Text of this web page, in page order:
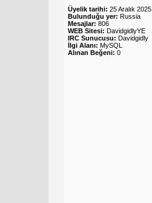
Üyelik tarihi: 25 Aralık 2025
Bulunduğu yer: Russia
Mesajlar: 806
WEB Sitesi: DavidgidlyYE
IRC Sunucusu: Davidgidly
İlgi Alanı: MySQL
Alınan Beğeni: 0